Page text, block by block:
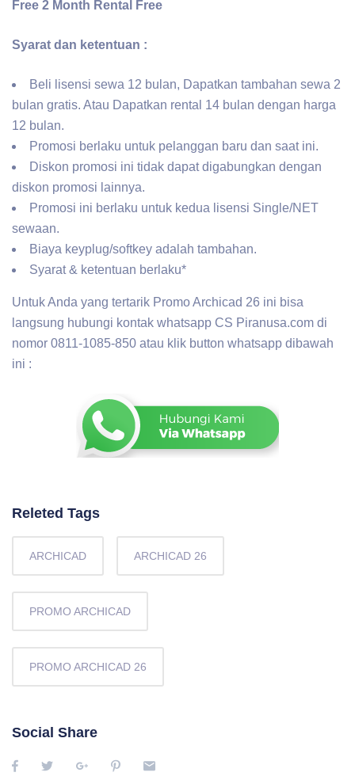
Free 2 Month Rental Free
Syarat dan ketentuan :
Beli lisensi sewa 12 bulan, Dapatkan tambahan sewa 2
bulan gratis. Atau Dapatkan rental 14 bulan dengan harga
12 bulan.
Promosi berlaku untuk pelanggan baru dan saat ini.
Diskon promosi ini tidak dapat digabungkan dengan
diskon promosi lainnya.
Promosi ini berlaku untuk kedua lisensi Single/NET
sewaan.
Biaya keyplug/softkey adalah tambahan.
Syarat & ketentuan berlaku*
Untuk Anda yang tertarik Promo Archicad 26 ini bisa
langsung hubungi kontak whatsapp CS Piranusa.com di
nomor 0811-1085-850 atau klik button whatsapp dibawah
ini :
Releted Tags
ARCHICAD ARCHICAD 26
PROMO ARCHICAD
PROMO ARCHICAD 26
Social Share